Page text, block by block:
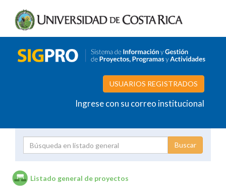
USUARIOS REGISTRADOS
Ingrese con su correo institucional
Listado general de proyectos